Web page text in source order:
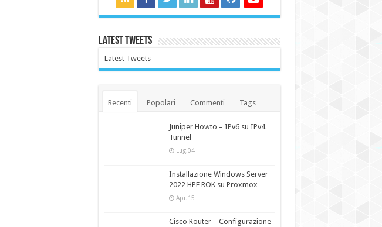
Latest Tweets
Latest Tweets
Recenti Popolari Commenti Tags
Juniper Howto – IPv6 su IPv4
Tunnel
Lug.04
Installazione Windows Server
2022 HPE ROK su Proxmox
Apr.15
Cisco Router – Configurazione